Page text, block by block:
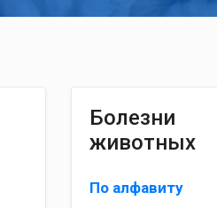
Болезни
животных
По алфавиту